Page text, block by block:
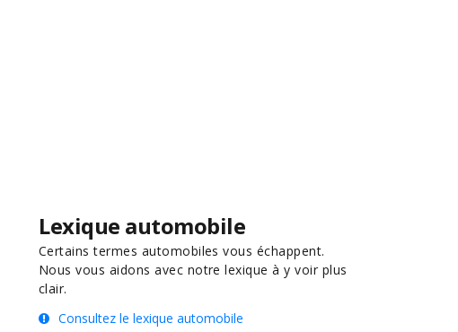
Lexique automobile
Certains termes automobiles vous échappent.
Nous vous aidons avec notre lexique à y voir plus
clair.
Consultez le lexique automobile